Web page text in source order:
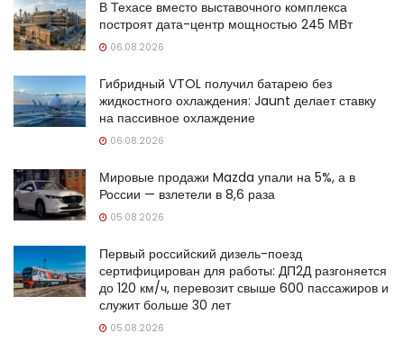
В Техасе вместо выставочного комплекса
построят дата-центр мощностью 245 МВт
06.08.2026
Гибридный VTOL получил батарею без
жидкостного охлаждения: Jaunt делает ставку
на пассивное охлаждение
06.08.2026
Мировые продажи Mazda упали на 5%, а в
России — взлетели в 8,6 раза
05.08.2026
Первый российский дизель-поезд
сертифицирован для работы: ДП2Д разгоняется
до 120 км/ч, перевозит свыше 600 пассажиров и
служит больше 30 лет
05.08.2026